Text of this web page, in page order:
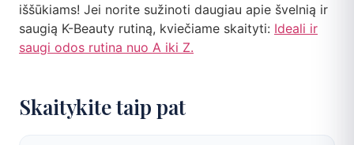
iššūkiams! Jei norite sužinoti daugiau apie švelnią ir
saugią K-Beauty rutiną, kviečiame skaityti: Ideali ir
saugi odos rutina nuo A iki Z.
Skaitykite taip pat